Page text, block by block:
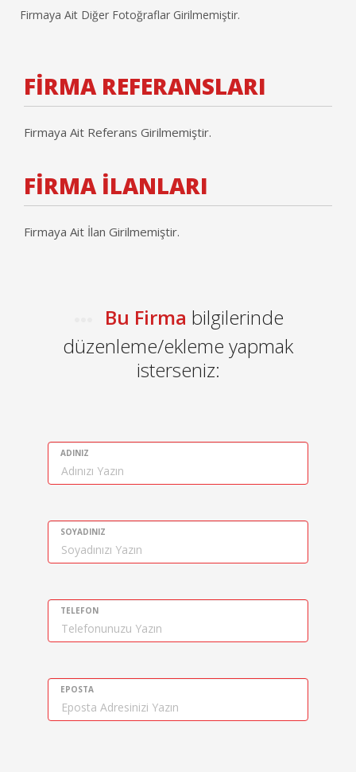
Firmaya Ait Diğer Fotoğraflar Girilmemiştir.
FİRMA REFERANSLARI
Firmaya Ait Referans Girilmemiştir.
FİRMA İLANLARI
Firmaya Ait İlan Girilmemiştir.
Bu Firma bilgilerinde
düzenleme/ekleme yapmak
isterseniz:
ADINIZ
SOYADINIZ
TELEFON
EPOSTA